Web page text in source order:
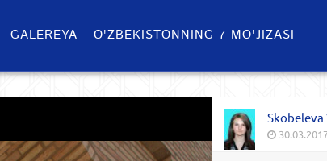
GALEREYA O'ZBEKISTONNING 7 MO'JIZASI